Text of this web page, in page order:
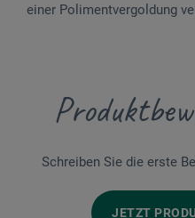
einer Polimentvergoldung
Schreiben Sie die erste
JETZT